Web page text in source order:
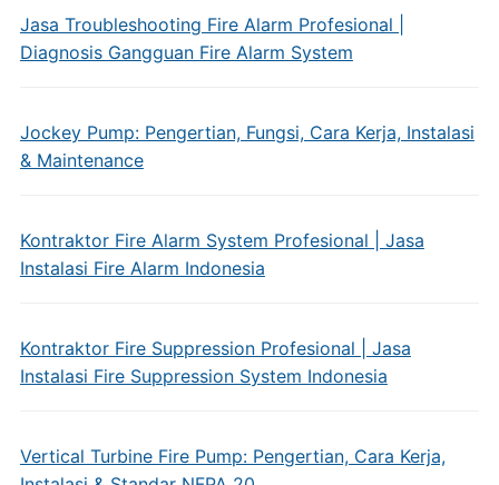
Jasa Troubleshooting Fire Alarm Profesional |
Diagnosis Gangguan Fire Alarm System
Jockey Pump: Pengertian, Fungsi, Cara Kerja, Instalasi
& Maintenance
Kontraktor Fire Alarm System Profesional | Jasa
Instalasi Fire Alarm Indonesia
Kontraktor Fire Suppression Profesional | Jasa
Instalasi Fire Suppression System Indonesia
Vertical Turbine Fire Pump: Pengertian, Cara Kerja,